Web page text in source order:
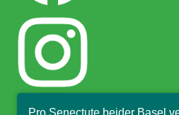
Pro Senectute beider Basel